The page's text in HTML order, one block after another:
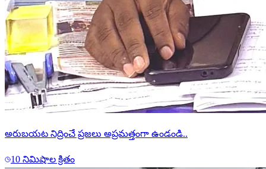
అరుబయట నిద్రించే ప్రజలు అప్రమత్తంగా ఉండండి..
10 నిమిషాల క్రితం